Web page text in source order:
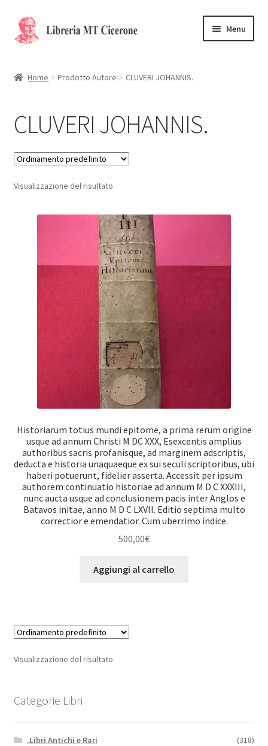
Vai
alla
Vai
al
Menu
La Storia
Contattaci
Cassa
Carrello
Home Prodotto Autore CLUVERI JOHANNIS.
CLUVERI JOHANNIS.
Visualizzazione del risultato
Historiarum totius mundi epitome, a prima rerum origine
usque ad annum Christi M DC XXX, Esexcentis amplius
authoribus sacris profanisque, ad marginem adscriptis,
deducta e historia unaquaeque ex sui seculi scriptoribus, ubi
haberi potuerunt, fidelier asserta. Accessit per ipsum
authorem continuatio historiae ad annum M D C XXXIII,
nunc aucta usque ad conclusionem pacis inter Anglos e
Batavos initae, anno M D C LXVII. Editio septima multo
correctior e emendatior. Cum uberrimo indice.
500,00€
Aggiungi al carrello
Visualizzazione del risultato
Categorie Libri
.Libri Antichi e Rari
(318)